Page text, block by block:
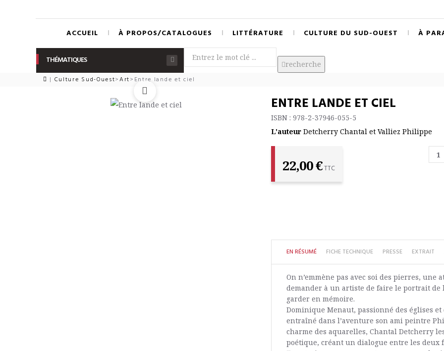
ACCUEIL À PROPOS/CATALOGUES LITTÉRATURE CULTURE DU SUD-OUEST À
THÉMATIQUES recherche
| Culture Sud-Ouest>Art> Entre lande et ciel
ENTRE LANDE ET CIEL
ISBN : 978-2-37946-055-5
L'auteur Detcherry Chantal et Valliez Philippe
22,00 €TTC
EN RÉSUMÉ FICHE TECHNIQUE PRESSE EXTRAIT
On n’emmène pas avec soi des pierres, une
demander à un artiste de faire le portrait de
garder en mémoire.
Dominique Menaut, passionné des églises
entraîné dans l’aventure son ami peintre
charme des aquarelles, Chantal Detcherry
poétique, créant un dialogue entre les deux